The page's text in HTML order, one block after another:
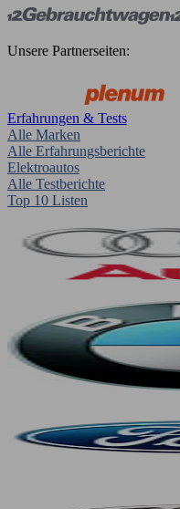
Unsere Partnerseiten:
Erfahrungen & Tests
Alle Marken
Alle Erfahrungsberichte
Elektroautos
Alle Testberichte
Top 10 Listen